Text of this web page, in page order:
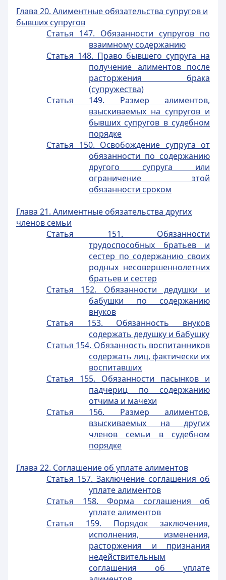
Глава 20. Алиментные обязательства супругов и
бывших супругов
Статья 147. Обязанности супругов по
взаимному содержанию
Статья 148. Право бывшего супруга на
получение алиментов после
расторжения брака
(супружества)
Статья 149. Размер алиментов,
взыскиваемых на супругов и
бывших супругов в судебном
порядке
Статья 150. Освобождение супруга от
обязанности по содержанию
другого супруга или
ограничение этой
обязанности сроком
Глава 21. Алиментные обязательства других
членов семьи
Статья 151. Обязанности
трудоспособных братьев и
сестер по содержанию своих
родных несовершеннолетних
братьев и сестер
Статья 152. Обязанности дедушки и
бабушки по содержанию
внуков
Статья 153. Обязанность внуков
содержать дедушку и бабушку
Статья 154. Обязанность воспитанников
содержать лиц, фактически их
воспитавших
Статья 155. Обязанности пасынков и
падчериц по содержанию
отчима и мачехи
Статья 156. Размер алиментов,
взыскиваемых на других
членов семьи в судебном
порядке
Глава 22. Соглашение об уплате алиментов
Статья 157. Заключение соглашения об
уплате алиментов
Статья 158. Форма соглашения об
уплате алиментов
Статья 159. Порядок заключения,
исполнения, изменения,
расторжения и признания
недействительным
соглашения об уплате